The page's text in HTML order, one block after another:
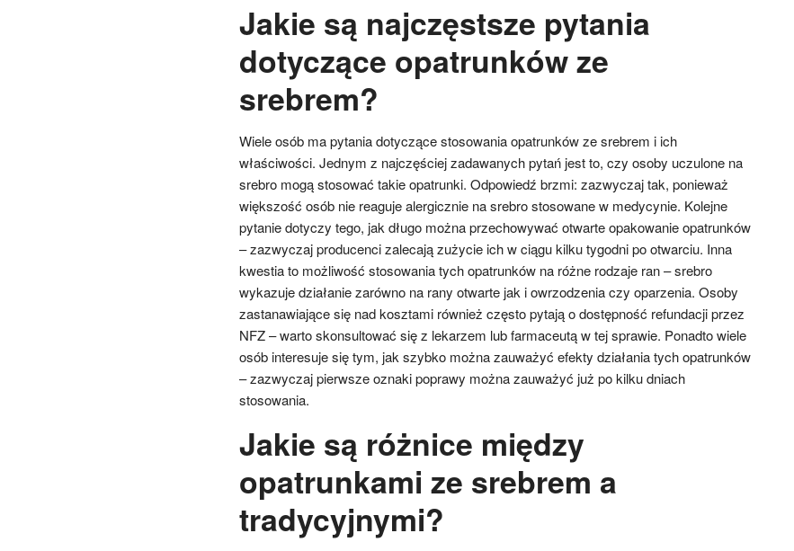
Jakie są najczęstsze pytania
dotyczące opatrunków ze
srebrem?
Wiele osób ma pytania dotyczące stosowania opatrunków ze srebrem i ich
właściwości. Jednym z najczęściej zadawanych pytań jest to, czy osoby uczulone na
srebro mogą stosować takie opatrunki. Odpowiedź brzmi: zazwyczaj tak, ponieważ
większość osób nie reaguje alergicznie na srebro stosowane w medycynie. Kolejne
pytanie dotyczy tego, jak długo można przechowywać otwarte opakowanie opatrunków
– zazwyczaj producenci zalecają zużycie ich w ciągu kilku tygodni po otwarciu. Inna
kwestia to możliwość stosowania tych opatrunków na różne rodzaje ran – srebro
wykazuje działanie zarówno na rany otwarte jak i owrzodzenia czy oparzenia. Osoby
zastanawiające się nad kosztami również często pytają o dostępność refundacji przez
NFZ – warto skonsultować się z lekarzem lub farmaceutą w tej sprawie. Ponadto wiele
osób interesuje się tym, jak szybko można zauważyć efekty działania tych opatrunków
– zazwyczaj pierwsze oznaki poprawy można zauważyć już po kilku dniach
stosowania.
Jakie są różnice między
opatrunkami ze srebrem a
tradycyjnymi?